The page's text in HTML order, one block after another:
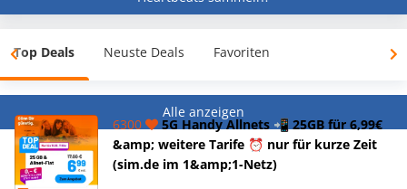
Top Deals Neuste Deals Favoriten
Alle anzeigen
6300
5G Handy Allnets 📲 25GB für 6,99€
&amp; weitere Tarife ⏰ nur für kurze Zeit
(sim.de im 1&amp;1-Netz)